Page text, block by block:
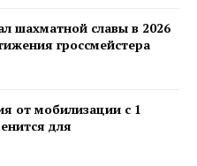
шахматной славы в 2026
гроссмейстера
от мобилизации с 1
для